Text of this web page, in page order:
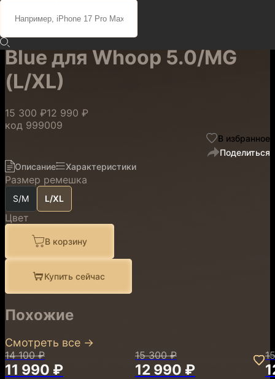
Ремешок на бицепс
CoreKnit Bicep Band Royal
Blue для Whoop 5.0/MG
(L/XL)
15 300 ₽12 990 ₽
код 999009
В избранное
Поделиться
Описание
Характеристики
Размер ремешка
S/M L/XL
Цвет
В корзину
Купить сейчас
Похожие
Смотреть все →
14 100 ₽
11 990 ₽
15 300 ₽
12 990 ₽